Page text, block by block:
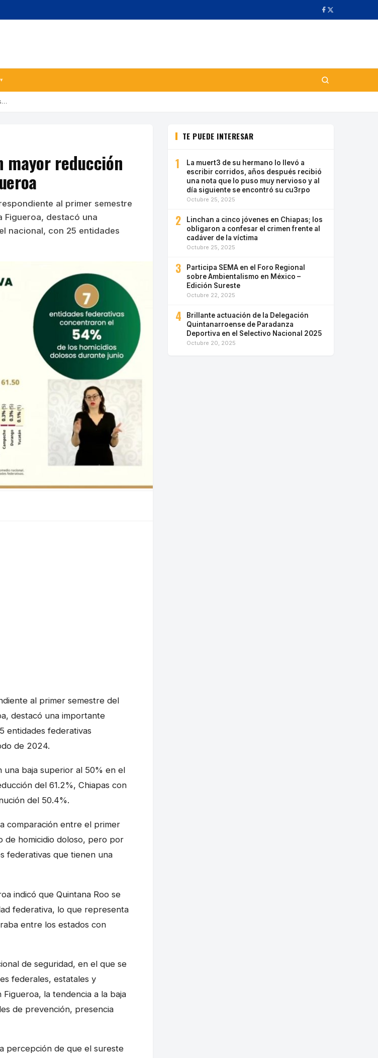
▾
mayor reducción
al primer semestre
Figueroa, destacó una
nacional, con 25 entidades
al primer semestre del
destacó una importante
entidades federativas
de 2024.
baja superior al 50% en el
del 61.2%, Chiapas con
del 50.4%.
comparación entre el primer
de homicidio doloso, pero por
federativas que tienen una
indicó que Quintana Roo se
federativa, lo que representa
entre los estados con
de seguridad, en el que se
federales, estatales y
la tendencia a la baja
de prevención, presencia
percepción de que el sureste
TE PUEDE INTERESAR
1
La muert3 de su hermano lo llevó a
escribir corridos, años después recibió
una nota que lo puso muy nervioso y al
día siguiente se encontró su cu3rpo
Octubre 25, 2025
2
Linchan a cinco jóvenes en Chiapas; los
obligaron a confesar el crimen frente al
cadáver de la víctima
Octubre 25, 2025
3
Participa SEMA en el Foro Regional
sobre Ambientalismo en México –
Edición Sureste
Octubre 22, 2025
4
Brillante actuación de la Delegación
Quintanarroense de Paradanza
Deportiva en el Selectivo Nacional 2025
Octubre 20, 2025